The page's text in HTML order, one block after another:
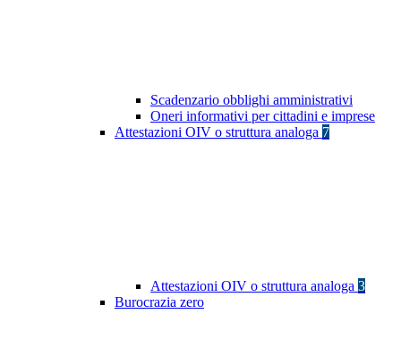
Scadenzario obblighi amministrativi
Oneri informativi per cittadini e imprese
Attestazioni OIV o struttura analoga 7
Attestazioni OIV o struttura analoga 3
Burocrazia zero